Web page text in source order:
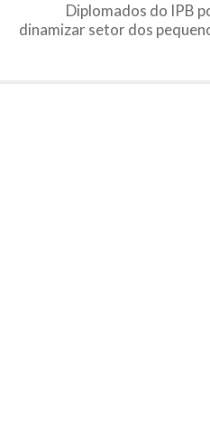
Diplomados do IPB
dinamizar setor dos